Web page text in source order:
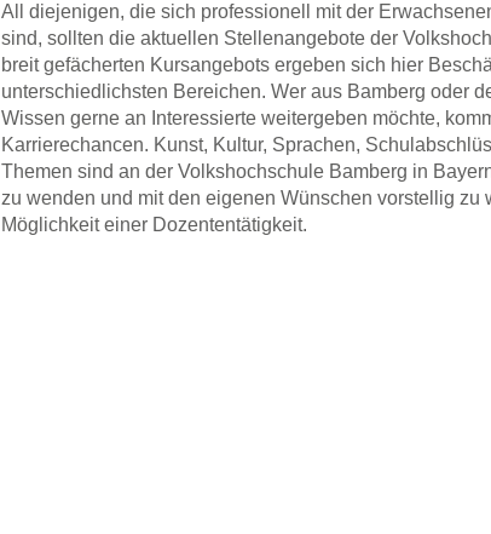
Adresse:
KREIS-
Adresse: Oberacherner
All diejenigen, die sich professionell mit der
sind, sollten die aktuellen Stellenangebote der
breit gefächerten Kursangebots ergeben sich hier
unterschiedlichsten Bereichen. Wer aus Bamberg oder
Wissen gerne an Interessierte weitergeben möchte,
Karrierechancen. Kunst, Kultur, Sprachen,
Themen sind an der Volkshochschule Bamberg in
zu wenden und mit den eigenen Wünschen vorstellig
Möglichkeit einer Dozententätigkeit.